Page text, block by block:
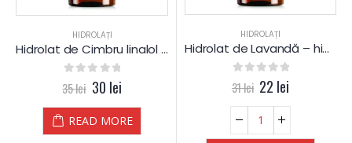
HIDROLAȚI
Hidrolat de Cimbru linalol – apă florală – hidrosol
out of 5
35lei 30 lei
READ MORE
HIDROLAȚI
Hidrolat de Lavandă – hidrosol – apă florală
out of 5
31lei 22 lei